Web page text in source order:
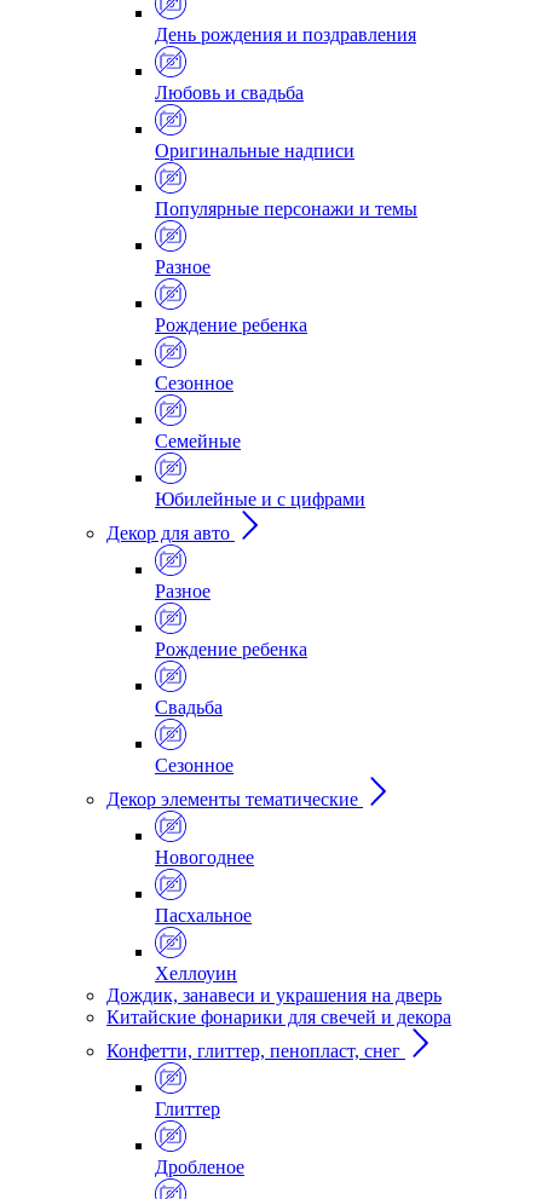
День рождения и поздравления
Любовь и свадьба
Оригинальные надписи
Популярные персонажи и темы
Разное
Рождение ребенка
Сезонное
Семейные
Юбилейные и с цифрами
Декор для авто
Разное
Рождение ребенка
Свадьба
Сезонное
Декор элементы тематические
Новогоднее
Пасхальное
Хеллоуин
Дождик, занавеси и украшения на дверь
Китайские фонарики для свечей и декора
Конфетти, глиттер, пенопласт, снег
Глиттер
Дробленое